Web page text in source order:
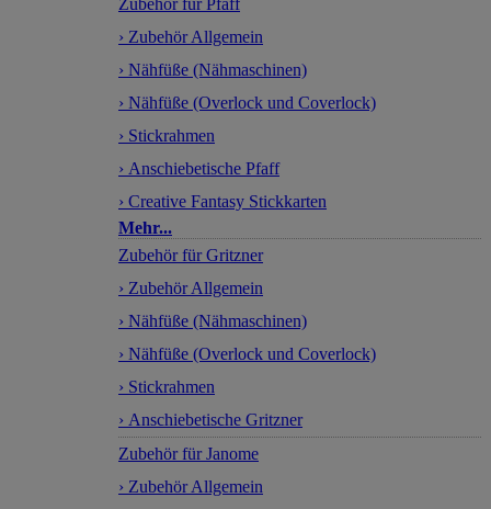
Zubehör für Pfaff
› Zubehör Allgemein
› Nähfüße (Nähmaschinen)
› Nähfüße (Overlock und Coverlock)
› Stickrahmen
› Anschiebetische Pfaff
› Creative Fantasy Stickkarten
Mehr...
Zubehör für Gritzner
› Zubehör Allgemein
› Nähfüße (Nähmaschinen)
› Nähfüße (Overlock und Coverlock)
› Stickrahmen
› Anschiebetische Gritzner
Zubehör für Janome
› Zubehör Allgemein